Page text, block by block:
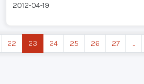
2012-04-19
22 23 24 25 26 27 …